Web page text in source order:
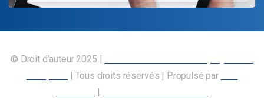
© Droit d’auteur 2025 |
| Tous droits réservés | Propulsé par